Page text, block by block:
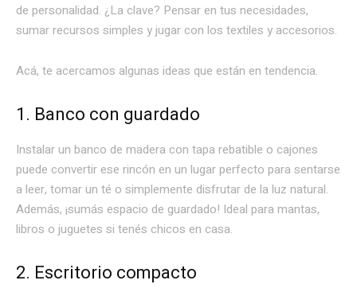
de personalidad. ¿La clave? Pensar en tus necesidades,
sumar recursos simples y jugar con los textiles y accesorios.
Acá, te acercamos algunas ideas que están en tendencia.
1. Banco con guardado
Instalar un banco de madera con tapa rebatible o cajones
puede convertir ese rincón en un lugar perfecto para sentarse
a leer, tomar un té o simplemente disfrutar de la luz natural.
Además, ¡sumás espacio de guardado! Ideal para mantas,
libros o juguetes si tenés chicos en casa.
2. Escritorio compacto